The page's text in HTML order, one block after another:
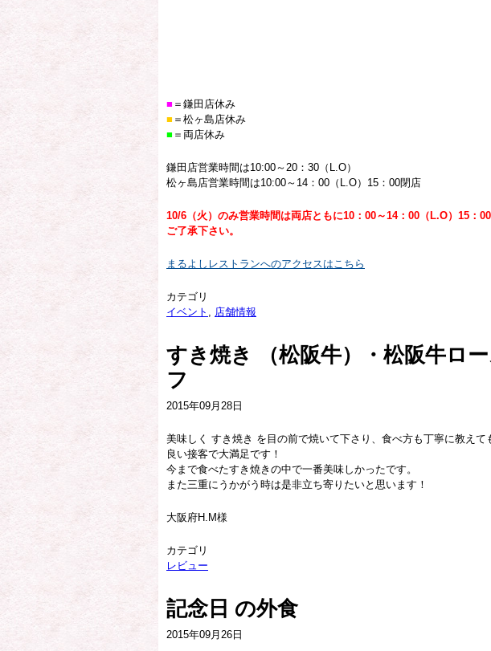
■ ＝鎌田店休み
■ ＝松ヶ島店休み
■ ＝両店休み
鎌田店営業時間は10:00～20：30（L.O）
松ヶ島店営業時間は10:00～14：00（L.O）15：00閉店
10/6（火）のみ営業時間は両店ともに10：00～14：00（L.O）15：00
ご了承下さい。
まるよしレストランへのアクセスはこちら
カテゴリ
イベント , 店舗情報
すき焼き （松阪牛）・松阪牛ロ
フ
2015年09月28日
美味しく すき焼き を目の前で焼いて下さり、食べ方も丁寧に教えて
良い接客で大満足です！
今まで食べたすき焼きの中で一番美味しかったです。
また三重にうかがう時は是非立ち寄りたいと思います！
大阪府H.M様
カテゴリ
レビュー
記念日 の外食
2015年09月26日